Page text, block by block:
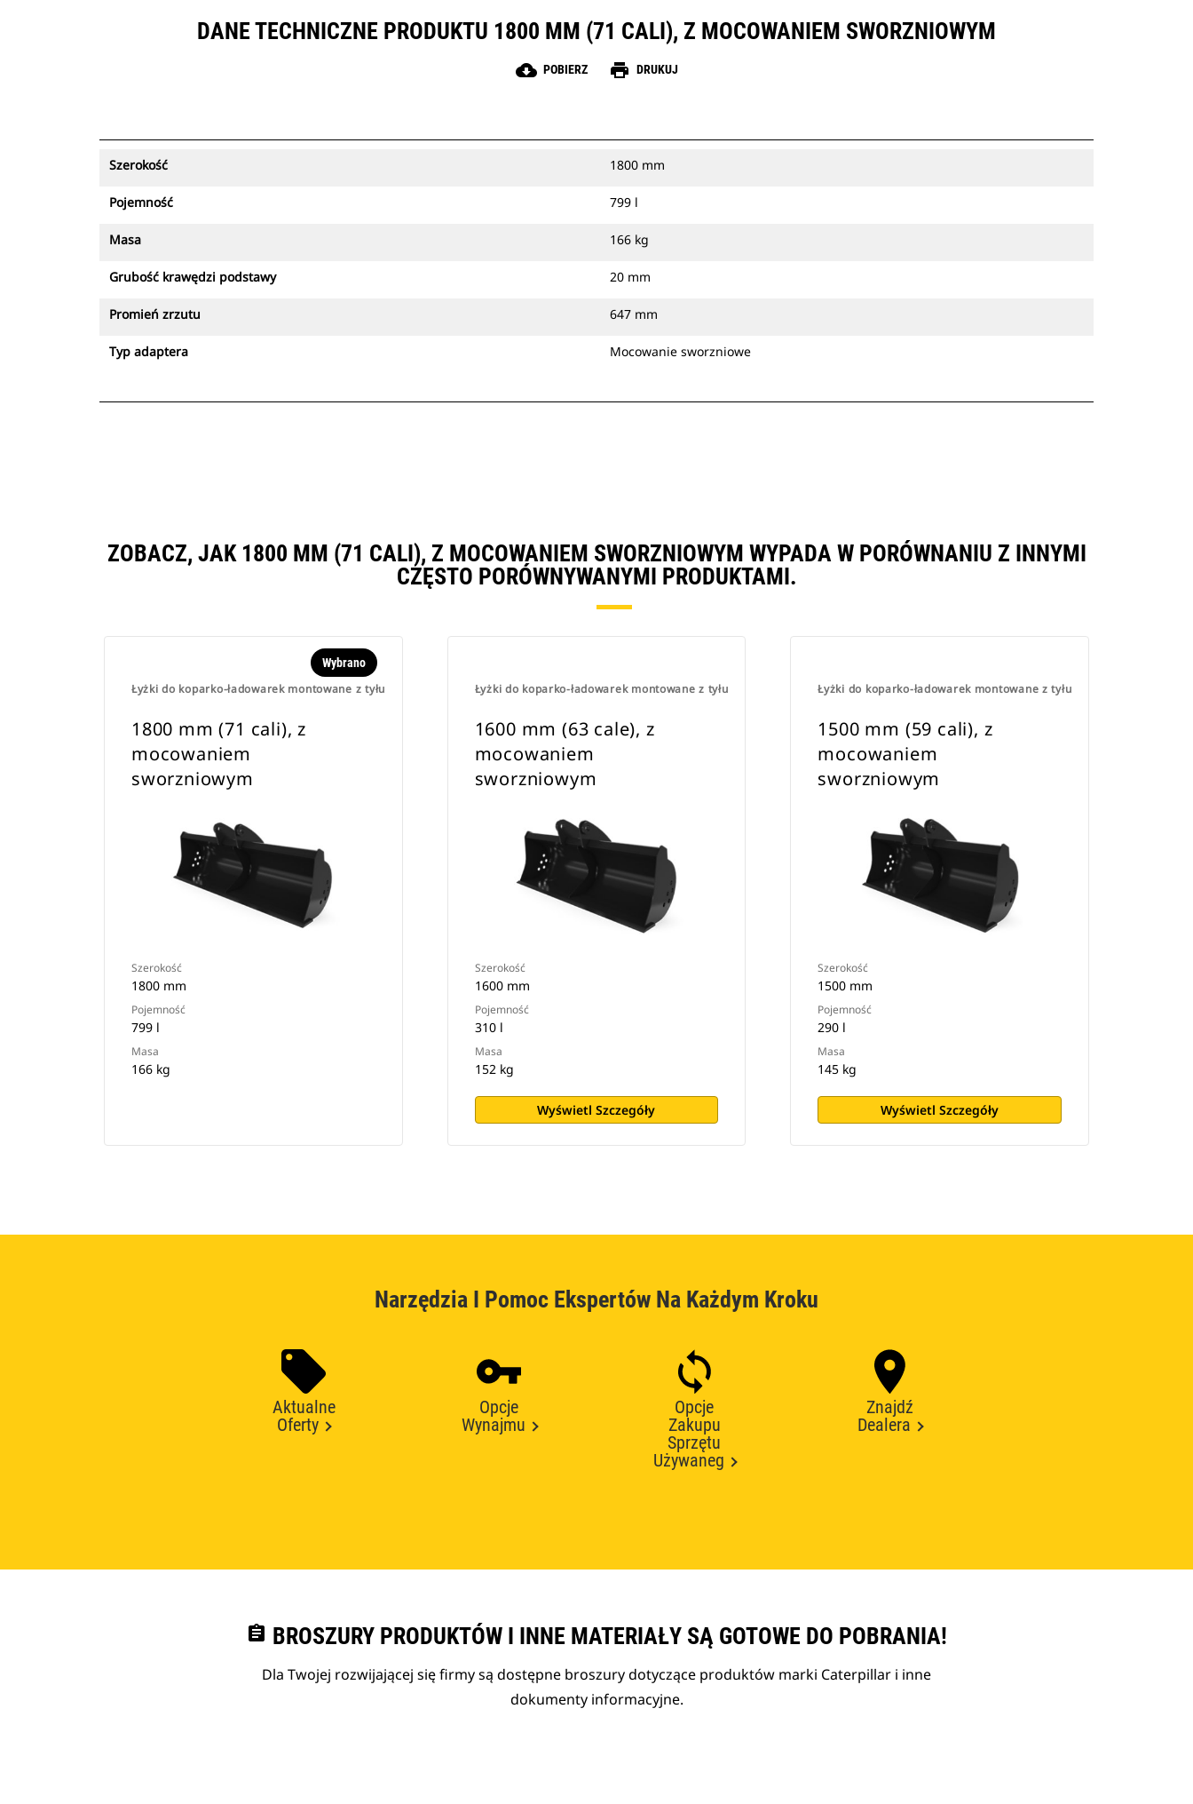
DANE TECHNICZNE PRODUKTU 1800 MM (71 CALI), Z MOCOWANIEM SWORZNIOWYM
cloud_download POBIERZ print DRUKUJ
Szerokość 1800 mm
Pojemność 799 l
Masa 166 kg
Grubość krawędzi podstawy 20 mm
Promień zrzutu 647 mm
Typ adaptera Mocowanie sworzniowe
ZOBACZ, JAK 1800 MM (71 CALI), Z MOCOWANIEM SWORZNIOWYM WYPADA W PORÓWNANIU Z INNYMI
CZĘSTO PORÓWNYWANYMI PRODUKTAMI.
Łyżki do koparko-ładowarek montowane z tyłu
Wybrano
1800 mm (71 cali), z
mocowaniem
sworzniowym
Szerokość
1800 mm
Pojemność
799 l
Masa
166 kg
Łyżki do koparko-ładowarek montowane z tyłu
1600 mm (63 cale), z
mocowaniem
sworzniowym
Szerokość
1600 mm
Pojemność
310 l
Masa
152 kg
Wyświetl Szczegóły
Łyżki do koparko-ładowarek montowane z tyłu
1500 mm (59 cali), z
mocowaniem
sworzniowym
Szerokość
1500 mm
Pojemność
290 l
Masa
145 kg
Wyświetl Szczegóły
Narzędzia I Pomoc Ekspertów Na Każdym Kroku
Aktualne
Oferty
Opcje
Wynajmu
Opcje
Zakupu
Sprzętu
Używaneg
Znajdź
Dealera
assignment BROSZURY PRODUKTÓW I INNE MATERIAŁY SĄ GOTOWE DO POBRANIA!
Dla Twojej rozwijającej się firmy są dostępne broszury dotyczące produktów marki Caterpillar i inne
dokumenty informacyjne.